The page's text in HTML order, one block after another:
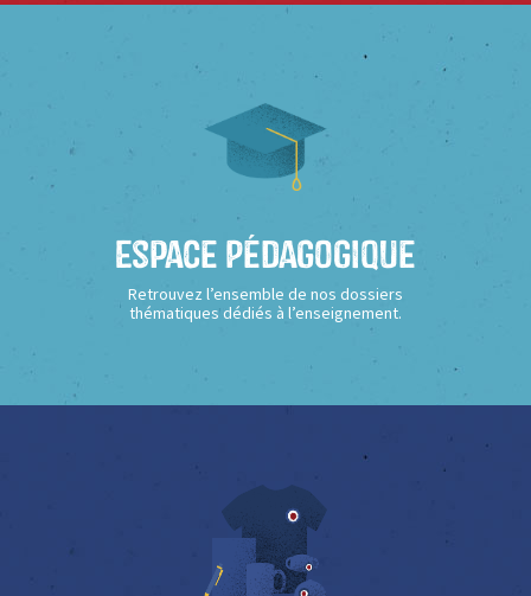
Espace Pédagogique
Retrouvez l’ensemble de nos dossiers
thématiques dédiés à l’enseignement.